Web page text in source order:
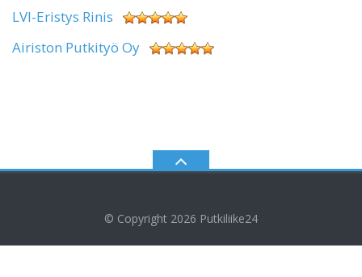
LVI-Eristys Rinis
Airiston Putkityö Oy
© Copyright 2026 Putkiliike24